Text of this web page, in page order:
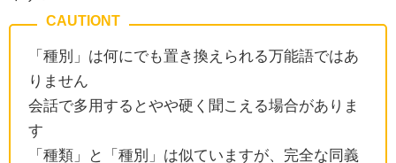
「種別」は何にでも置き換えられる万能語ではあ
りません
会話で多用するとやや硬く聞こえる場合がありま
す
「種類」と「種別」は似ていますが、完全な同義